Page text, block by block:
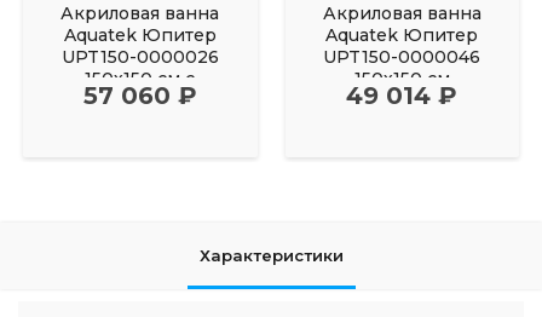
Акриловая ванна
Aquatek Юпитер
UPT150-0000026
150х150 см с
фронтальным
57 060 ₽
Акриловая ванна
Aquatek Юпитер
UPT150-0000046
150х150 см
49 014 ₽
Характеристики